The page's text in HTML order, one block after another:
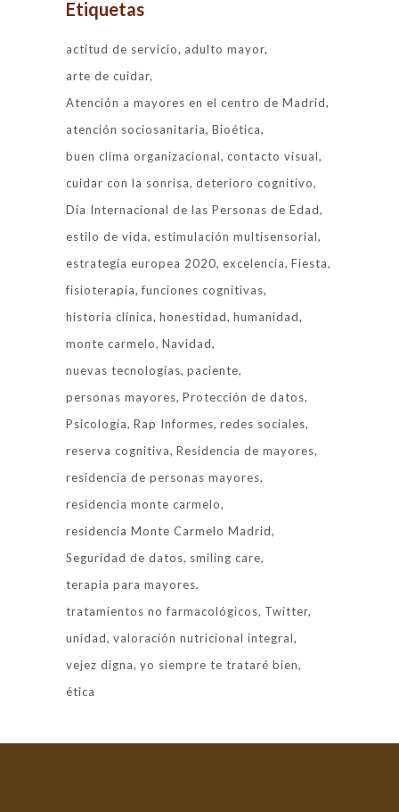
Etiquetas
actitud de servicio
adulto mayor
arte de cuidar
Atención a mayores en el centro de Madrid
atención sociosanitaria Bioética
buen clima organizacional contacto visual
cuidar con la sonrisa deterioro cognitivo
Día Internacional de las Personas de Edad
estilo de vida estimulación multisensorial
estrategia europea 2020 excelencia Fiesta
fisioterapia funciones cognitivas
historia clínica honestidad humanidad
monte carmelo Navidad
nuevas tecnologías paciente
personas mayores Protección de datos
Psicología Rap Informes redes sociales
reserva cognitiva Residencia de mayores
residencia de personas mayores
residencia monte carmelo
residencia Monte Carmelo Madrid
Seguridad de datos smiling care
terapia para mayores
tratamientos no farmacológicos Twitter
unidad valoración nutricional integral
vejez digna yo siempre te trataré bien
ética